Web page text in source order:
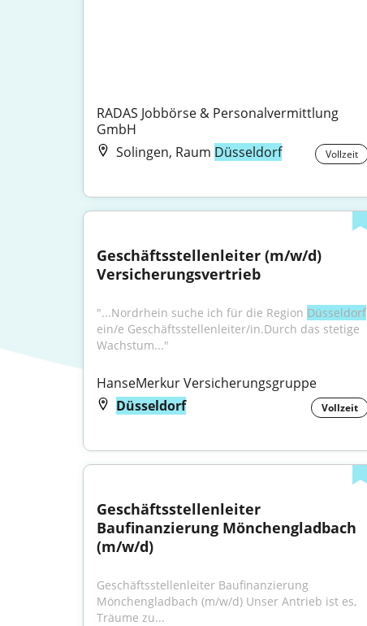
RADAS Jobbörse & Personalvermittlung
GmbH
Solingen, Raum Düsseldorf Vollzeit
Geschäftsstellenleiter (m/w/d)
Versicherungsvertrieb
"...Nordrhein suche ich für die Region Düsseldorf
ein/e Geschäftsstellenleiter/in.Durch das stetige
Wachstum..."
HanseMerkur Versicherungsgruppe
Düsseldorf
Vollzeit
Geschäftsstellenleiter
Baufinanzierung Mönchengladbach
(m/w/d)
Geschäftsstellenleiter Baufinanzierung
Mönchengladbach (m/w/d) Unser Antrieb ist es,
Träume zu...